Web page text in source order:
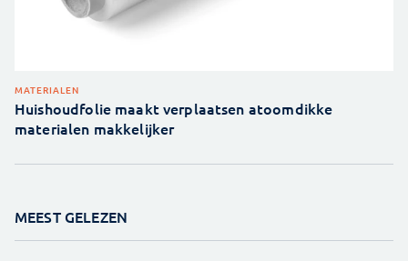
MATERIALEN
Huishoudfolie maakt verplaatsen atoomdikke
materialen makkelijker
MEEST GELEZEN